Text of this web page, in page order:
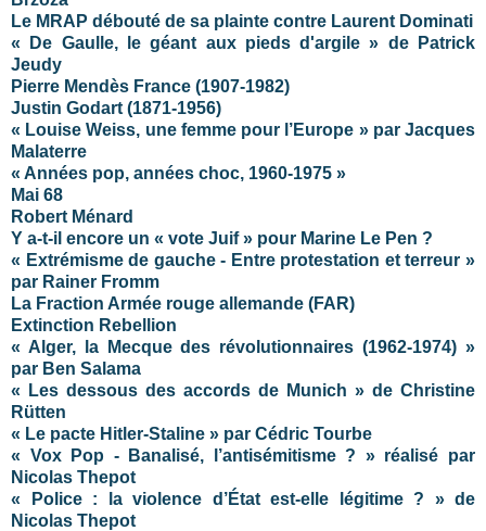
Le MRAP débouté de sa plainte contre Laurent Dominati
« De Gaulle, le géant aux pieds d'argile » de Patrick
Jeudy
Pierre Mendès France (1907-1982)
Justin Godart (1871-1956)
« Louise Weiss, une femme pour l’Europe » par Jacques
Malaterre
« Années pop, années choc, 1960-1975 »
Mai 68
Robert Ménard
Y a-t-il encore un « vote Juif » pour Marine Le Pen ?
« Extrémisme de gauche - Entre protestation et terreur »
par Rainer Fromm
La Fraction Armée rouge allemande (FAR)
Extinction Rebellion
« Alger, la Mecque des révolutionnaires (1962-1974) »
par Ben Salama
« Les dessous des accords de Munich » de Christine
Rütten
« Le pacte Hitler-Staline » par Cédric Tourbe
« Vox Pop - Banalisé, l’antisémitisme ? » réalisé par
Nicolas Thepot
« Police : la violence d’État est-elle légitime ? » de
Nicolas Thepot